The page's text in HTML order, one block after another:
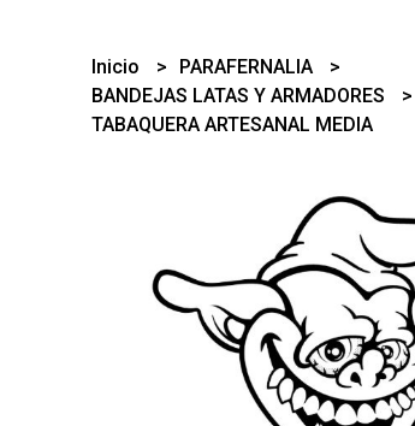
Inicio
PARAFERNALIA
BANDEJAS LATAS Y ARMADORES
TABAQUERA ARTESANAL MEDIA